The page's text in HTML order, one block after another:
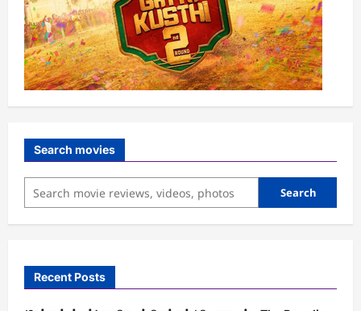
Search movies
Search
Recent Posts